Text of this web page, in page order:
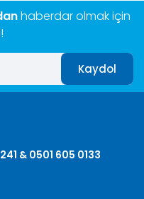
haberdar olmak için
Kaydol
& 0501 605 0133